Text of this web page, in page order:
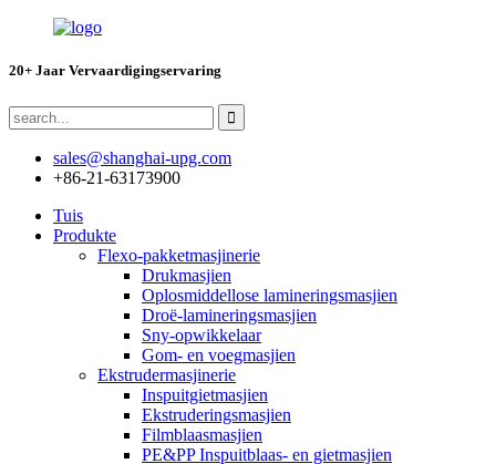
20+ Jaar Vervaardigingservaring
sales@shanghai-upg.com
+86-21-63173900
Tuis
Produkte
Flexo-pakketmasjinerie
Drukmasjien
Oplosmiddellose lamineringsmasjien
Droë-lamineringsmasjien
Sny-opwikkelaar
Gom- en voegmasjien
Ekstrudermasjinerie
Inspuitgietmasjien
Ekstruderingsmasjien
Filmblaasmasjien
PE&PP Inspuitblaas- en gietmasjien